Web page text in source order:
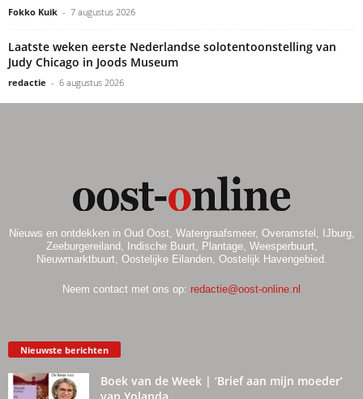
Fokko Kuik - 7 augustus 2026
Laatste weken eerste Nederlandse solotentoonstelling van
Judy Chicago in Joods Museum
redactie - 6 augustus 2026
Nieuws en ontdekken in Oud Oost, Watergraafsmeer, Overamstel, IJburg,
Zeeburgereiland, Indische Buurt, Plantage, Weesperbuurt,
Nieuwmarktbuurt, Oostelijke Eilanden, Oostelijk Havengebied.
Neem contact met ons op: redactie@oost-online.nl
Nieuwste berichten
Boek van de Week | ‘Brief aan mijn moeder’